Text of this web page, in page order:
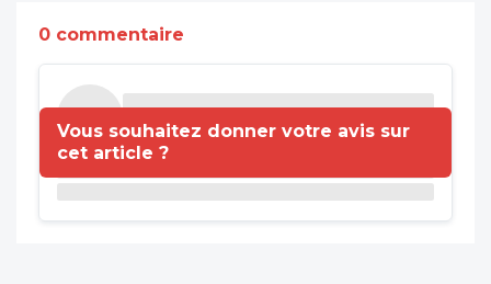
0 commentaire
Vous souhaitez donner votre avis sur
cet article ?